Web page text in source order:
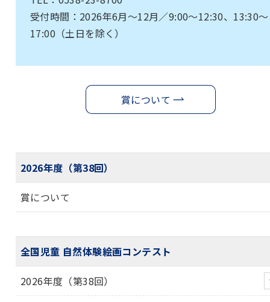
受付時間：2026年6月～12月／9:00〜12:30、13:30〜
17:00（土日を除く）
賞について
2026年度（第38回）
賞について
全国児童 自然体験絵画コンテスト
2026年度（第38回）